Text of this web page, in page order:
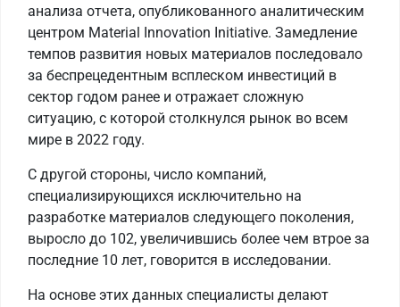
анализа отчета, опубликованного аналитическим
центром Material Innovation Initiative. Замедление
темпов развития новых материалов последовало
за беспрецедентным всплеском инвестиций в
сектор годом ранее и отражает сложную
ситуацию, с которой столкнулся рынок во всем
мире в 2022 году.
С другой стороны, число компаний,
специализирующихся исключительно на
разработке материалов следующего поколения,
выросло до 102, увеличившись более чем втрое за
последние 10 лет, говорится в исследовании.
На основе этих данных специалисты делают